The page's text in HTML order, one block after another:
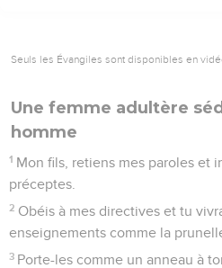
Seuls les Évangiles sont disponibles en
Une femme adultère
homme
1 Mon fils, retiens mes paroles et
préceptes.
2 Obéis à mes directives et tu
enseignements comme la
3 Porte-les comme un anneau à